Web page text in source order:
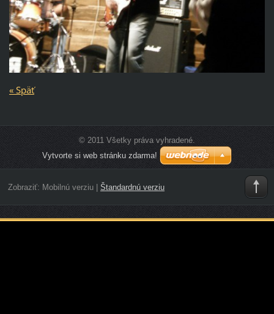
« Späť
© 2011 Všetky práva vyhradené.
Vytvorte si web stránku zdarma!
Zobraziť: Mobilnú verziu| Štandardnú verziu